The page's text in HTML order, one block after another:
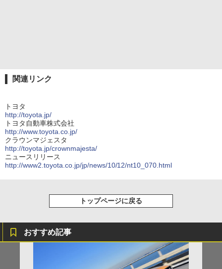
関連リンク
トヨタ
http://toyota.jp/
トヨタ自動車株式会社
http://www.toyota.co.jp/
クラウンマジェスタ
http://toyota.jp/crownmajesta/
ニュースリリース
http://www2.toyota.co.jp/jp/news/10/12/nt10_070.html
トップページに戻る
おすすめ記事